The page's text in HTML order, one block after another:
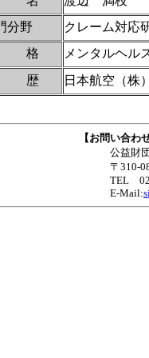
分野
クレーム対応
格
メンタルヘル
歴
日本航空（株
せ及び申
き中小企業グ
水戸市桜川
5317 FAX